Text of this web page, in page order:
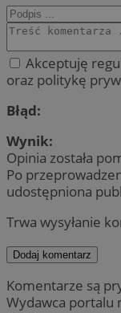
Akceptuję
oraz politykę
Błąd:
Wynik:
Opinia została
Po
udostępniona
Trwa wysyłanie
Dodaj komentarz
Komentarze są
Wydawca portalu